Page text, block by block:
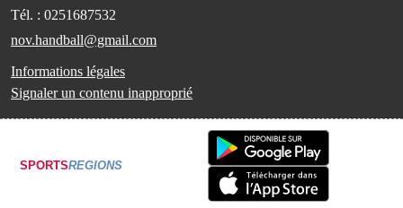
Tél. : 0251687532
nov.handball@gmail.com
Informations légales
Signaler un contenu inapproprié
SPORTSREGIONS